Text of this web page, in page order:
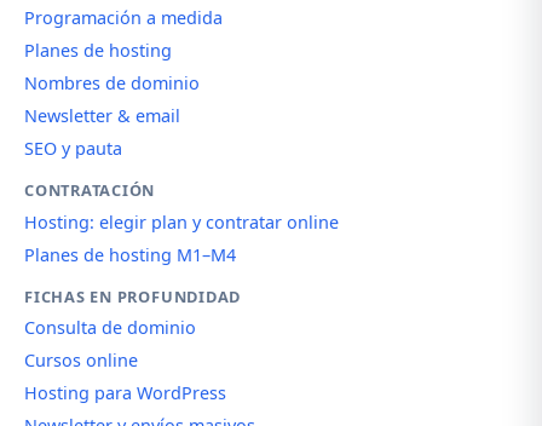
Programación a medida
Planes de hosting
Nombres de dominio
Newsletter & email
SEO y pauta
CONTRATACIÓN
Hosting: elegir plan y contratar online
Planes de hosting M1–M4
FICHAS EN PROFUNDIDAD
Consulta de dominio
Cursos online
Hosting para WordPress